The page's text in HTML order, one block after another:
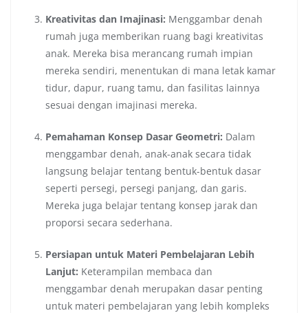
Kreativitas dan Imajinasi: Menggambar denah
rumah juga memberikan ruang bagi kreativitas
anak. Mereka bisa merancang rumah impian
mereka sendiri, menentukan di mana letak kamar
tidur, dapur, ruang tamu, dan fasilitas lainnya
sesuai dengan imajinasi mereka.
Pemahaman Konsep Dasar Geometri: Dalam
menggambar denah, anak-anak secara tidak
langsung belajar tentang bentuk-bentuk dasar
seperti persegi, persegi panjang, dan garis.
Mereka juga belajar tentang konsep jarak dan
proporsi secara sederhana.
Persiapan untuk Materi Pembelajaran Lebih
Lanjut: Keterampilan membaca dan
menggambar denah merupakan dasar penting
untuk materi pembelajaran yang lebih kompleks